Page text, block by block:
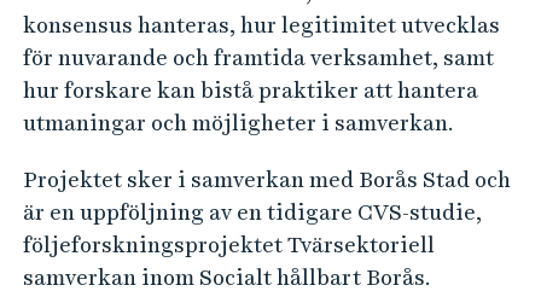
konsensus hanteras, hur legitimitet utvecklas
för nuvarande och framtida verksamhet, samt
hur forskare kan bistå praktiker att hantera
utmaningar och möjligheter i samverkan.
Projektet sker i samverkan med Borås Stad och
är en uppföljning av en tidigare CVS-studie,
följeforskningsprojektet Tvärsektoriell
samverkan inom Socialt hållbart Borås.